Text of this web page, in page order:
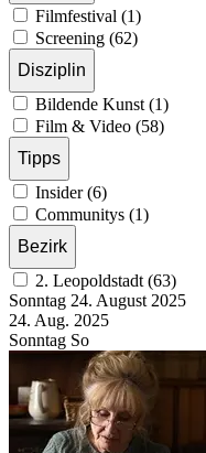
Filmfestival (1)
Screening (62)
Disziplin
Bildende Kunst (1)
Film & Video (58)
Tipps
Insider (6)
Communitys (1)
Bezirk
2. Leopoldstadt (63)
Sonntag 24. August 2025
24. Aug. 2025
Sonntag So